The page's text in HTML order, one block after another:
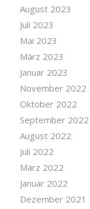
August 2023
Juli 2023
Mai 2023
März 2023
Januar 2023
November 2022
Oktober 2022
September 2022
August 2022
Juli 2022
März 2022
Januar 2022
Dezember 2021